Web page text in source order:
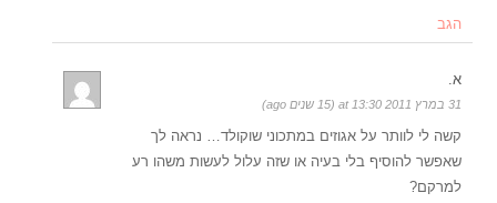
הגב
א.
31 במרץ 2011 at 13:30 (15 שנים ago)
קשה לי לוותר על אגוזים במתכוני שוקולד… נראה לך
שאפשר להוסיף בלי בעיה או שזה עלול לעשות משהו רע
למרקם?